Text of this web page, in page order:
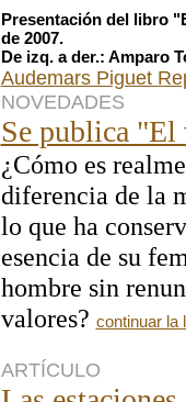
Presentación del libro
de 2007.
De izq. a der.: Amparo
Audemars Piguet
NOVEDADES
Se publica
¿Cómo es
diferencia de la
lo que ha
esencia de su
hombre sin
valores? continuar la
ARTÍCULO